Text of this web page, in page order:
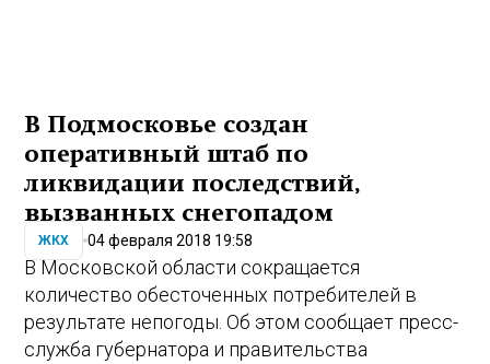
В Подмосковье создан
оперативный штаб по
ликвидации последствий,
вызванных снегопадом
ЖКХ 04 февраля 2018 19:58
В Московской области сокращается
количество обесточенных потребителей в
результате непогоды. Об этом сообщает пресс-
служба губернатора и правительства